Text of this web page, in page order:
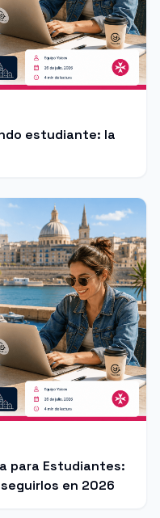
estudiante: la
para Estudiantes:
en 2026